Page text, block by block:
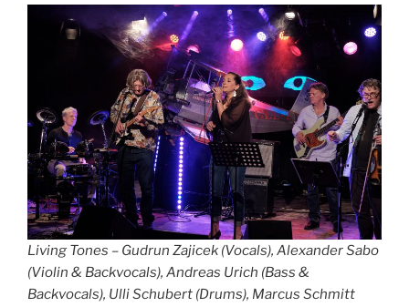
Living Tones – Gudrun Zajicek (Vocals), Alexander Sabo
(Violin & Backvocals), Andreas Urich (Bass &
Backvocals), Ulli Schubert (Drums), Marcus Schmitt